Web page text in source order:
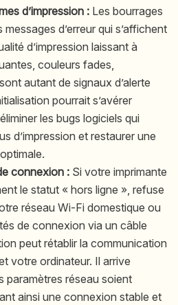
d’impression : Les bourrages
d’erreur qui s’affichent
d’impression laissant à
couleurs fades,
autant de signaux d’alerte
pourrait s’avérer
les bugs logiciels qui
d’impression et restaurer une
connexion : Si votre imprimante
le statut « hors ligne », refuse
réseau Wi-Fi domestique ou
de connexion via un câble
peut rétablir la communication
votre ordinateur. Il arrive
paramètres réseau soient
ainsi une connexion stable et